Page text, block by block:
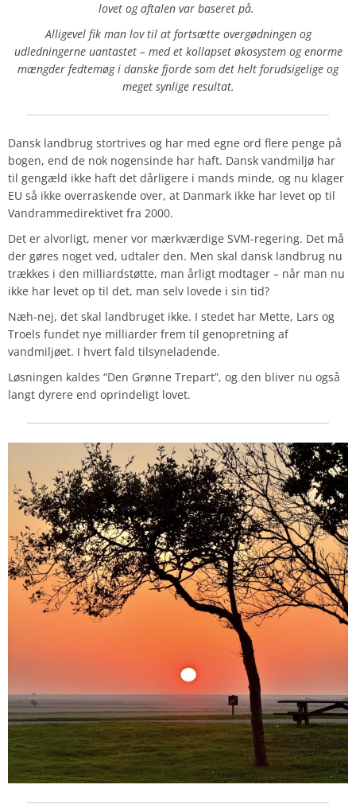
lovet og aftalen var baseret på.
Alligevel fik man lov til at fortsætte overgødningen og
udledningerne uantastet – med et kollapset økosystem og enorme
mængder fedtemøg i danske fjorde som det helt forudsigelige og
meget synlige resultat.
Dansk landbrug stortrives og har med egne ord flere penge på
bogen, end de nok nogensinde har haft. Dansk vandmiljø har
til gengæld ikke haft det dårligere i mands minde, og nu klager
EU så ikke overraskende over, at Danmark ikke har levet op til
Vandrammedirektivet fra 2000.
Det er alvorligt, mener vor mærkværdige SVM-regering. Det må
der gøres noget ved, udtaler den. Men skal dansk landbrug nu
trækkes i den milliardstøtte, man årligt modtager – når man nu
ikke har levet op til det, man selv lovede i sin tid?
Næh-nej, det skal landbruget ikke. I stedet har Mette, Lars og
Troels fundet nye milliarder frem til genopretning af
vandmiljøet. I hvert fald tilsyneladende.
Løsningen kaldes “Den Grønne Trepart”, og den bliver nu også
langt dyrere end oprindeligt lovet.